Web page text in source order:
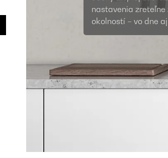
nastavenia zreteľne
okolností – vo dne aj